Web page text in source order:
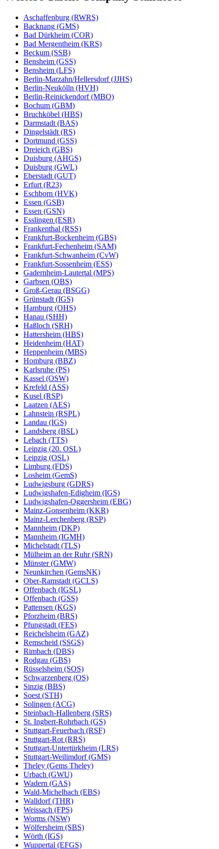
Aschaffenburg (RWRS)
Backnang (GMS)
Bad Dürkheim (COR)
Bad Mergentheim (KRS)
Beckum (SSB)
Bensheim (GSS)
Bensheim (LFS)
Berlin-Marzahn/Hellersdorf (JJHS)
Berlin-Neukölln (HVH)
Berlin-Reinickendorf (MBO)
Bochum (GBM)
Bruchköbel (HBS)
Darmstadt (BAS)
Dingelstädt (RS)
Dortmund (GSS)
Dreieich (GBS)
Duisburg (AHGS)
Duisburg (GWL)
Eberstadt (GUT)
Erfurt (R23)
Eschborn (HVK)
Essen (GSB)
Essen (GSN)
Esslingen (ESR)
Frankenthal (RSS)
Frankfurt-Bockenheim (GBS)
Frankfurt-Fechenheim (SAM)
Frankfurt-Schwanheim (CvW)
Frankfurt-Sossenheim (ESS)
Gadernheim-Lautertal (MPS)
Garbsen (OBS)
Groß-Gerau (BSGG)
Grünstadt (IGS)
Hamburg (OHS)
Hanau (SHH)
Haßloch (SRH)
Hattersheim (HBS)
Heidenheim (HAT)
Heppenheim (MBS)
Homburg (BBZ)
Karlsruhe (PS)
Kassel (OSW)
Krefeld (ASS)
Kusel (RSP)
Laatzen (AES)
Lahnstein (RSPL)
Landau (IGS)
Landsberg (BSL)
Lebach (TTS)
Leipzig (20. OSL)
Leipzig (OSL)
Limburg (FDS)
Losheim (GemS)
Ludwigsburg (GDRS)
Ludwigshafen-Edigheim (IGS)
Ludwigshafen-Oggersheim (EBG)
Mainz-Gonsenheim (KKR)
Mainz-Lerchenberg (RSP)
Mannheim (DKP)
Mannheim (IGMH)
Michelstadt (TLS)
Mülheim an der Ruhr (SRN)
Münster (GMW)
Neunkirchen (GemsNK)
Ober-Ramstadt (GCLS)
Offenbach (IGSL)
Offenbach (GSS)
Pattensen (KGS)
Pforzheim (BRS)
Pfungstadt (FES)
Reichelsheim (GAZ)
Remscheid (SSGS)
Rimbach (DBS)
Rodgau (GBS)
Rüsselsheim (SOS)
Schwarzenberg (OS)
Sinzig (BBS)
Soest (STH)
Solingen (ACG)
Steinbach-Hallenberg (SRS)
St. Ingbert-Rohrbach (GS)
Stuttgart-Feuerbach (RSF)
Stuttgart-Rot (RRS)
Stuttgart-Untertürkheim (LRS)
Stuttgart-Weilimdorf (GMS)
Theley (Gems Theley)
Urbach (GWU)
Wadern (GAS)
Wald-Michelbach (EBS)
Walldorf (THR)
Weissach (FPS)
Worms (NSW)
Wölfersheim (SBS)
Wörth (IGS)
Wuppertal (EFGS)